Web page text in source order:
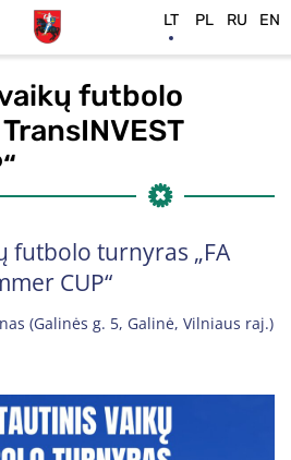
futbolo
futbolo turnyras „FA
CUP“
(Galinės g. 5, Galinė, Vilniaus raj.)
LT PL RU EN